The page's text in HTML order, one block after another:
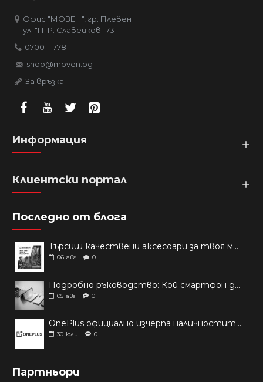
Офис "МОВЕН", гр. Плевен
ул. "П. Р. Славейков" 73
0700 11 778
shop@moven.bg
За връзка
Информация
Клиентски портал
Последно от блога
Търсиш качествени аксесоари за твоя модел? Как правилно да защитим новия си смартфон: Ръководство за аксесоари през 2026 г.
06 авг 0
Подробно ръководство: Кой смартфон да купиш през 2026 г.?
05 авг 0
OnePlus официално изчерпа наличностите си от телефони на основни пазари
30 юли 0
Партньори